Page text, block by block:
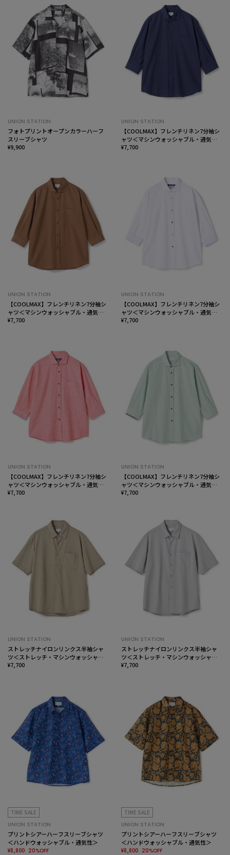
UNION STATION
フォトプリントオープンカラーハーフ
スリーブシャツ
¥9,900
UNION STATION
【COOLMAX】フレンチリネン7分袖シ
ャツ＜マシンウォッシャブル・通気性
＞
¥7,700
UNION STATION
【COOLMAX】フレンチリネン7分袖シ
ャツ＜マシンウォッシャブル・通気性
＞
¥7,700
UNION STATION
【COOLMAX】フレンチリネン7分袖シ
ャツ＜マシンウォッシャブル・通気性
＞
¥7,700
UNION STATION
【COOLMAX】フレンチリネン7分袖シ
ャツ＜マシンウォッシャブル・通気性
＞
¥7,700
UNION STATION
【COOLMAX】フレンチリネン7分袖シ
ャツ＜マシンウォッシャブル・通気性
＞
¥7,700
UNION STATION
ストレッチナイロンリンクス半袖シャ
ツ＜ストレッチ・マシンウォッシャブ
ル・接触冷感＞
¥7,700
UNION STATION
ストレッチナイロンリンクス半袖シャ
ツ＜ストレッチ・マシンウォッシャブ
ル・接触冷感＞
¥7,700
TIME SALE
UNION STATION
プリントシアーハーフスリーブシャツ
＜ハンドウォッシャブル・通気性＞
¥8,800 20%OFF
TIME SALE
UNION STATION
プリントシアーハーフスリーブシャツ
＜ハンドウォッシャブル・通気性＞
¥8,800 20%OFF